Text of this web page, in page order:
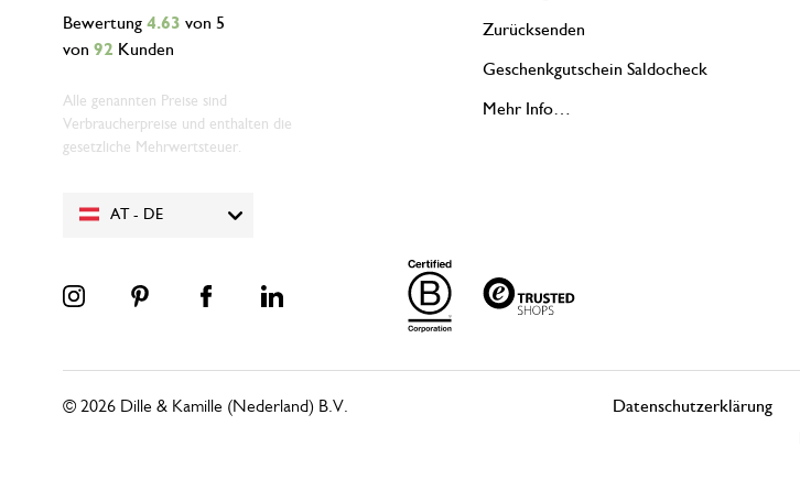
AT - DE
Bewertung 4.63 von 5
von 92 Kunden
Alle genannten Preise sind
Verbraucherpreise und enthalten die
gesetzliche Mehrwertsteuer.
Zurücksenden
Geschenkgutschein Saldocheck
Mehr Info…
Datenschutzerklärung
© 2026 Dille & Kamille (Nederland) B.V.